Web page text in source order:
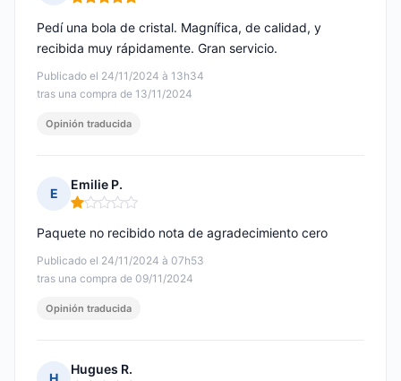
Nota: 5 de 5
Publicado el 24/11/2024 à 13h34
tras una compra de 13/11/2024
Pedí una bola de cristal. Magnífica, de calidad, y
recibida muy rápidamente. Gran servicio.
Opinión traducida
E
Emilie P.
Nota: 1 de 5
Publicado el 24/11/2024 à 07h53
tras una compra de 09/11/2024
Paquete no recibido nota de agradecimiento cero
Opinión traducida
Hugues R.